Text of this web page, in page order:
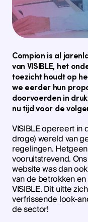
Compion is al
van VISIBLE, het
toezicht houdt op
we eerder hun
doorvoerden in
nu tijd voor de
VISIBLE opereert in
droge) wereld van
regelingen.
vooruitstrevend.
website was dan
van de betrokken
VISIBLE. Dit uitte
verfrissende look-
de sector!